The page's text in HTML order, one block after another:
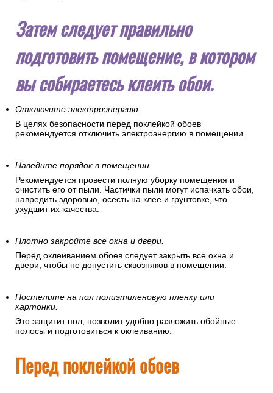
Затем следует правильно
подготовить помещение, в котором
вы собираетесь клеить обои.
Отключите электроэнергию.
В целях безопасности перед поклейкой обоев
рекомендуется отключить электроэнергию в помещении.
Наведите порядок в помещении.
Рекомендуется провести полную уборку помещения и
очистить его от пыли. Частички пыли могут испачкать обои,
навредить здоровью, осесть на клее и грунтовке, что
ухудшит их качества.
Плотно закройте все окна и двери.
Перед оклеиванием обоев следует закрыть все окна и
двери, чтобы не допустить сквозняков в помещении.
Постелите на пол полиэтиленовую пленку или
картонки.
Это защитит пол, позволит удобно разложить обойные
полосы и подготовиться к оклеиванию.
Перед поклейкой обоев